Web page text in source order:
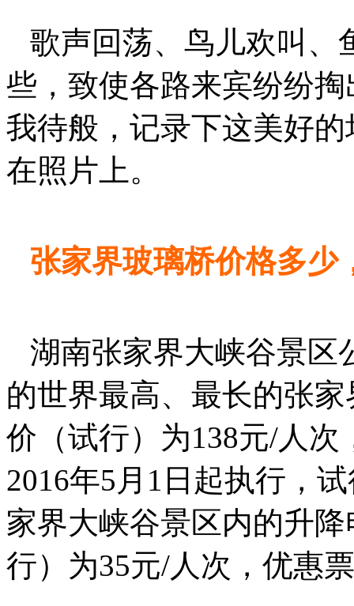
歌声回荡、鸟儿欢叫、
些，致使各路来宾纷纷
我待般，记录下这美好
在照片上。
张家界玻璃桥价格多少
湖南张家界大峡谷景区
的世界最高、最长的张
价（试行）为138元/人
2016年5月1日起执行，
家界大峡谷景区内的升
行）为35元/人次，优惠